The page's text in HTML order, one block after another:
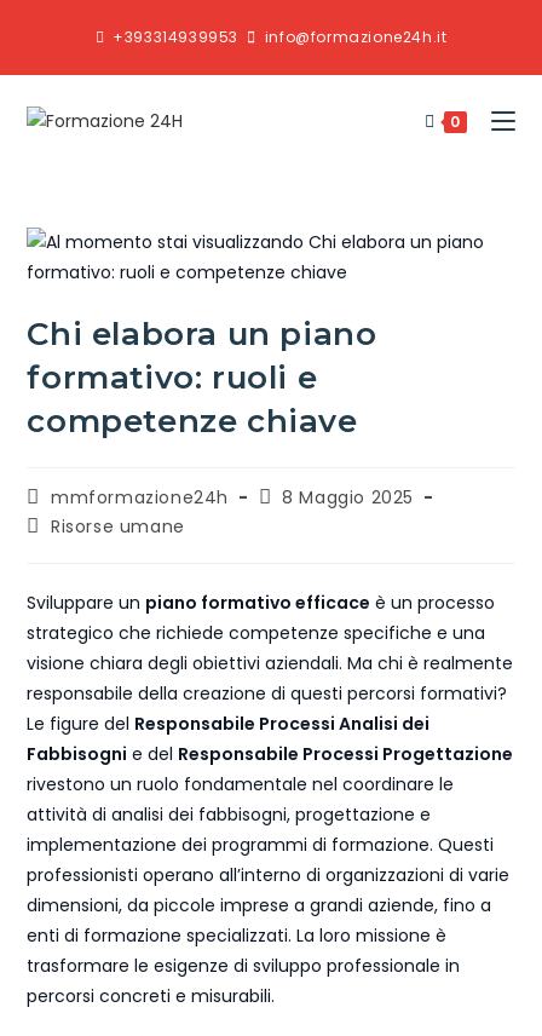
+393314939953 info@formazione24h.it
0
Chi elabora un piano
formativo: ruoli e
competenze chiave
mmformazione24h
8 Maggio 2025
Risorse umane
Sviluppare un piano formativo efficace è un processo
strategico che richiede competenze specifiche e una
visione chiara degli obiettivi aziendali. Ma chi è realmente
responsabile della creazione di questi percorsi formativi?
Le figure del Responsabile Processi Analisi dei
Fabbisogni e del Responsabile Processi Progettazione
rivestono un ruolo fondamentale nel coordinare le
attività di analisi dei fabbisogni, progettazione e
implementazione dei programmi di formazione. Questi
professionisti operano all’interno di organizzazioni di varie
dimensioni, da piccole imprese a grandi aziende, fino a
enti di formazione specializzati. La loro missione è
trasformare le esigenze di sviluppo professionale in
percorsi concreti e misurabili.